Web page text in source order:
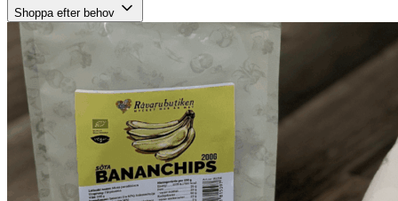
Shoppa efter behov